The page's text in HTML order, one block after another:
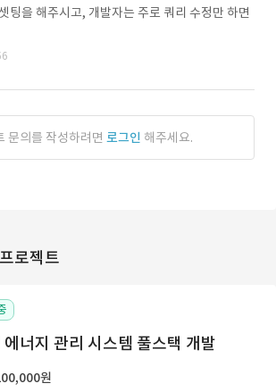
팅을 해주시고, 개발자는 주로 쿼리 수정만 하면
문의를 작성하려면 로그인 해주세요.
로젝트
너지 관리 시스템 풀스택 개발
원